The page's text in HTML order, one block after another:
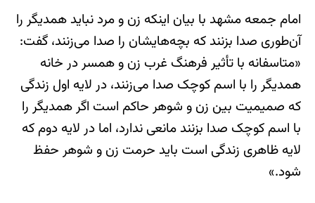
امام جمعه مشهد با بیان اینکه زن و مرد نباید همدیگر را
آن‌طوری صدا بزنند که بچه‌هایشان را صدا می‌زنند، گفت:
«متاسفانه با تأثیر فرهنگ غرب زن و همسر در خانه
همدیگر را با اسم کوچک صدا می‌زنند، در لایه اول زندگی
که صمیمیت بین زن و شوهر حاکم است اگر همدیگر را
با اسم کوچک صدا بزنند مانعی ندارد، اما در لایه دوم که
لایه ظاهری زندگی است باید حرمت زن و شوهر حفظ
شود.»